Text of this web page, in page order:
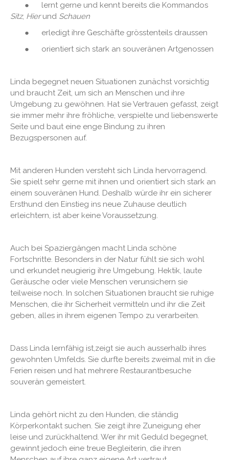
● lernt gerne und kennt bereits die Kommandos
Sitz, Hierund Schauen
● erledigt ihre Geschäfte grösstenteils draussen
● orientiert sich stark an souveränen Artgenossen
Linda begegnet neuen Situationen zunächst vorsichtig
und braucht Zeit, um sich an Menschen und ihre
Umgebung zu gewöhnen. Hat sie Vertrauen gefasst, zeigt
sie immer mehr ihre fröhliche, verspielte und liebenswerte
Seite und baut eine enge Bindung zu ihren
Bezugspersonen auf.
Mit anderen Hunden versteht sich Linda hervorragend.
Sie spielt sehr gerne mit ihnen und orientiert sich stark an
einem souveränen Hund. Deshalb würde ihr ein sicherer
Ersthund den Einstieg ins neue Zuhause deutlich
erleichtern, ist aber keine Voraussetzung.
Auch bei Spaziergängen macht Linda schöne
Fortschritte. Besonders in der Natur fühlt sie sich wohl
und erkundet neugierig ihre Umgebung. Hektik, laute
Geräusche oder viele Menschen verunsichern sie
teilweise noch. In solchen Situationen braucht sie ruhige
Menschen, die ihr Sicherheit vermitteln und ihr die Zeit
geben, alles in ihrem eigenen Tempo zu verarbeiten.
Dass Linda lernfähig ist,zeigt sie auch ausserhalb ihres
gewohnten Umfelds. Sie durfte bereits zweimal mit in die
Ferien reisen und hat mehrere Restaurantbesuche
souverän gemeistert.
Linda gehört nicht zu den Hunden, die ständig
Körperkontakt suchen. Sie zeigt ihre Zuneigung eher
leise und zurückhaltend. Wer ihr mit Geduld begegnet,
gewinnt jedoch eine treue Begleiterin, die ihren